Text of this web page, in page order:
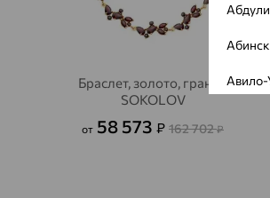
Браслет, золото, гранат,
SOKOLOV
от 58 573 ₽ 162 702₽
Абинск
Авило-